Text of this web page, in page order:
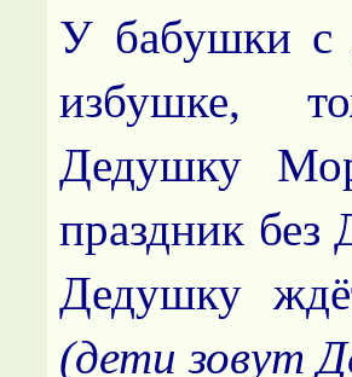
У бабушки с
избушке,
Дедушку
праздник
Дедушку
(дети зовут